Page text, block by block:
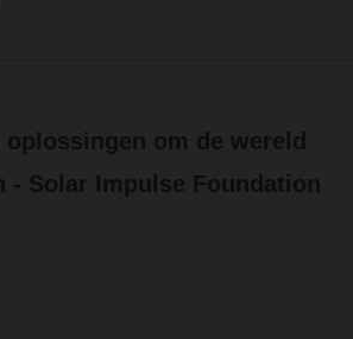
oplossingen om de wereld
- Solar Impulse Foundation